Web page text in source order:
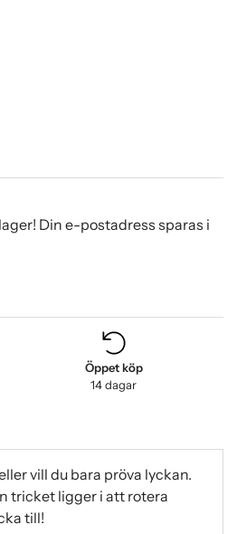
Din e-postadress sparas i
Öppet köp
14 dagar
vill du bara pröva lyckan.
tricket ligger i att rotera
till!